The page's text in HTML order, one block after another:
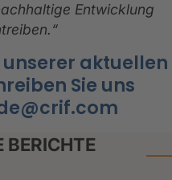
Entwicklung
unserer aktuellen
Sie uns
BERICHTE